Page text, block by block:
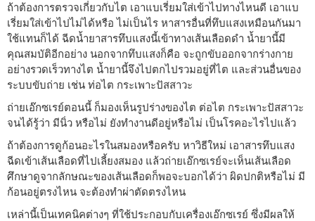
ถ้าต้องการตรวจเกี่ยวกับไต เอาแบเรี่ยมใส่เข้าไปทางไหนดี เอาแบ
เรี่ยมใส่เข้าไปไม่ได้หรือ ไม่เป็นไร หาสารอื่นที่ทึบแสงเหมือนกันมา
ใช้แทนก็ได้ ฉีดน้ำยาสารทึบแสงนี้เข้าทางเส้นเลือดดำ น้ำยานี้มี
คุณสมบัติอีกอย่าง นอกจากทึบแสงก็คือ จะถูกขับออกจากร่างกาย
อย่างรวดเร็วทางไต น้ำยานี้จึงไปตกไปรวมอยู่ที่ไต และส่วนอื่นของ
ระบบขับถ่าย เช่น ท่อไต กระเพาะปัสสาวะ
ถ่ายเอ๊กซเรย์ตอนนี้ ก็มองเห็นรูปร่างของไต ต่อไต กระเพาะปัสสาวะ
จนได้รู้ว่า มีนิ่ว หรือไม่ ยังทำงานดีอยู่หรือไม่ เป็นโรคอะไรไปแล้ว
ถ้าต้องการดูก้อนอะไรในสมองหรือครับ หาวิธีใหม่ เอาสารทึบแสง
ฉีดเข้าเส้นเลือดที่ไปเลี้ยงสมอง แล้วถ่ายเอ๊กซเรย์จะเห็นเส้นเลือด
ศึกษาดูจากลักษณะของเส้นเลือดก็พอจะบอกได้ว่า ผิดปกติหรือไม่ มี
ก้อนอยู่ตรงไหน จะต้องทำผ่าตัดตรงไหน
เหล่านี้เป็นเทคนิคต่างๆ ที่ใช้ประกอบกับเครื่องเอ๊กซเรย์ ซึ่งมีผลให้